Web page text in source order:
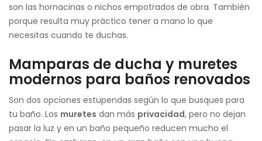
son las hornacinas o nichos empotrados de obra. También
porque resulta muy práctico tener a mano lo que
necesitas cuando te duchas.
Mamparas de ducha y muretes
modernos para baños renovados
Son dos opciones estupendas según lo que busques para
tu baño. Los muretes dan más privacidad, pero no dejan
pasar la luz y en un baño pequeño reducen mucho el